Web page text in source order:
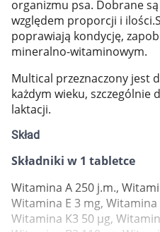
Korzystamy z plików
organizmu psa. Dobrane
względem proporcji i
poprawiają kondycję,
mineralno-witaminowym.
Multical przeznaczony jest
każdym wieku, szczególnie
laktacji.
Skład
Składniki w 1 tabletce
Witamina A 250 j.m.,
Witamina E 3 mg, Witamina
Witamina K3 50 µg,